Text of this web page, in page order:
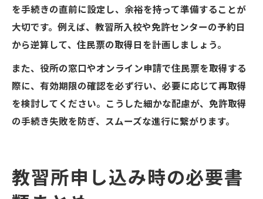
を手続きの直前に設定し、余裕を持って準備することが
大切です。例えば、教習所入校や免許センターの予約日
から逆算して、住民票の取得日を計画しましょう。
また、役所の窓口やオンライン申請で住民票を取得する
際に、有効期限の確認を必ず行い、必要に応じて再取得
を検討してください。こうした細かな配慮が、免許取得
の手続き失敗を防ぎ、スムーズな進行に繋がります。
教習所申し込み時の必要書